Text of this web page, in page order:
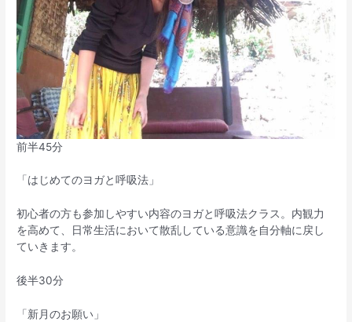
前半45分
「はじめてのヨガと呼吸法」
初心者の方も参加しやすい内容のヨガと呼吸法クラス。内観力
を高めて、日常生活において散乱している意識を自分軸に戻し
ていきます。
後半30分
「新月のお願い」